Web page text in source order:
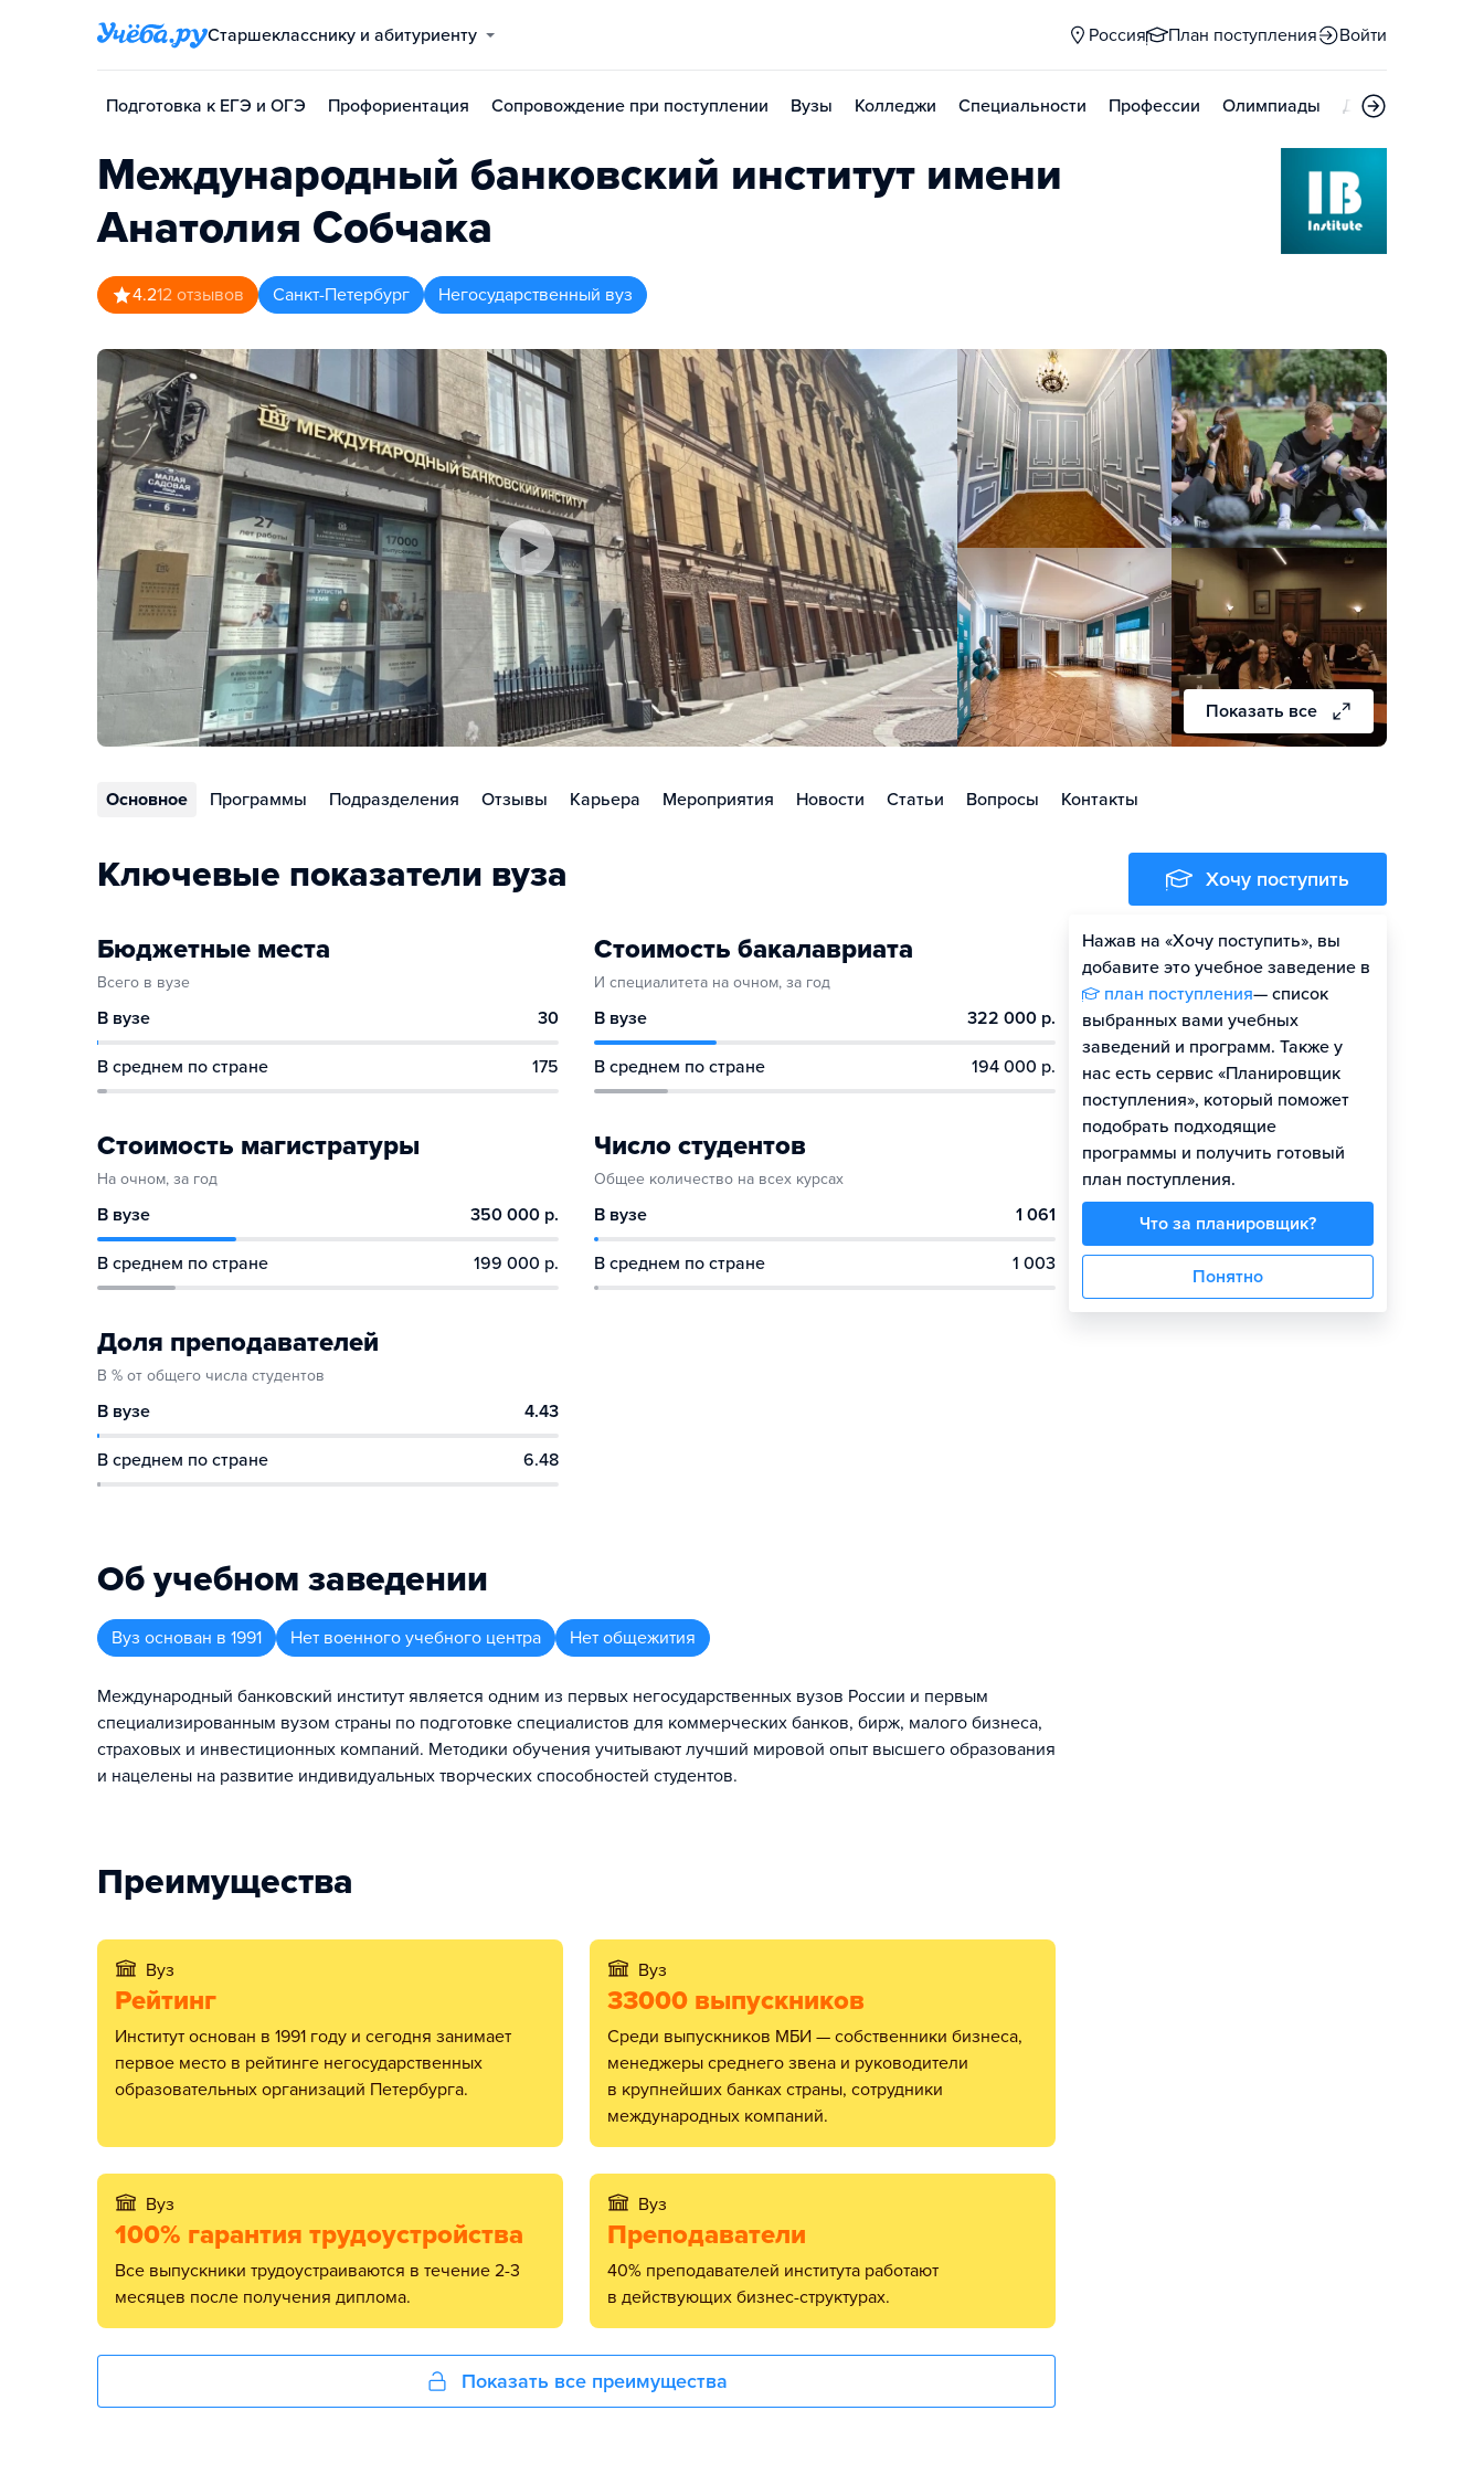
Старшекласснику и абитуриенту Россия План поступления Войти
Подготовка к ЕГЭ и ОГЭ Профориентация Сопровождение при поступлении Вузы Колледжи Специальности Профессии Олимпиады Дни открытых
Международный банковский институт имени
Анатолия Собчака
4.212 отзывов Санкт-Петербург Негосударственный вуз
Показать все
Основное Программы Подразделения Отзывы Карьера Мероприятия Новости Статьи Вопросы Контакты
Ключевые показатели вуза
Бюджетные места
Всего в вузе
В вузе 30
В среднем по стране 175
Стоимость бакалавриата
И специалитета на очном, за год
В вузе 322 000 р.
В среднем по стране 194 000 р.
Стоимость магистратуры
На очном, за год
В вузе 350 000 р.
В среднем по стране 199 000 р.
Число студентов
Общее количество на всех курсах
В вузе 1 061
В среднем по стране 1 003
Доля преподавателей
В % от общего числа студентов
В вузе 4.43
В среднем по стране 6.48
Об учебном заведении
Вуз основан в 1991 Нет военного учебного центра Нет общежития
Международный банковский институт является одним из первых негосударственных вузов России и первым
специализированным вузом страны по подготовке специалистов для коммерческих банков, бирж, малого бизнеса,
страховых и инвестиционных компаний. Методики обучения учитывают лучший мировой опыт высшего образования
и нацелены на развитие индивидуальных творческих способностей студентов.
Преимущества
Вуз
Рейтинг
Институт основан в 1991 году и сегодня занимает
первое место в рейтинге негосударственных
образовательных организаций Петербурга.
Вуз
33000 выпускников
Среди выпускников МБИ — собственники бизнеса,
менеджеры среднего звена и руководители
в крупнейших банках страны, сотрудники
международных компаний.
Вуз
100% гарантия трудоустройства
Все выпускники трудоустраиваются в течение 2-3
месяцев после получения диплома.
Вуз
Преподаватели
40% преподавателей института работают
в действующих бизнес-структурах.
Показать все преимущества
Хочу поступить
Нажав на «Хочу поступить», вы
добавите это учебное заведение в
план поступления— список
выбранных вами учебных
заведений и программ. Также у
нас есть сервис «Планировщик
поступления», который поможет
подобрать подходящие
программы и получить готовый
план поступления.
Что за планировщик?
Понятно
Оценить шансы